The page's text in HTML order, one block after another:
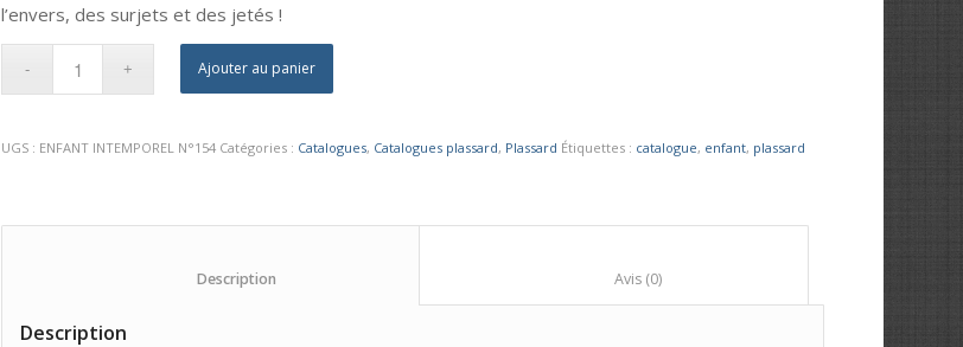
l’envers, des surjets et des jetés !
Ajouter au panier
UGS : ENFANT INTEMPOREL N°154 Catégories : Catalogues, Catalogues plassard, Plassard Étiquettes : catalogue, enfant, plassard
Description